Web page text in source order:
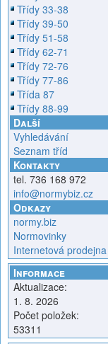
Třídy 33-38
Třídy 39-50
Třídy 51-58
Třídy 62-71
Třídy 72-76
Třídy 77-86
Třída 87
Třídy 88-99
Další
Vyhledávání
Seznam tříd
Kontakty
tel. 736 168 972
info@normybiz.cz
Odkazy
normy.biz
Normovinky
Internetová
Informace
Aktualizace:
1. 8. 2026
Počet položek:
53311